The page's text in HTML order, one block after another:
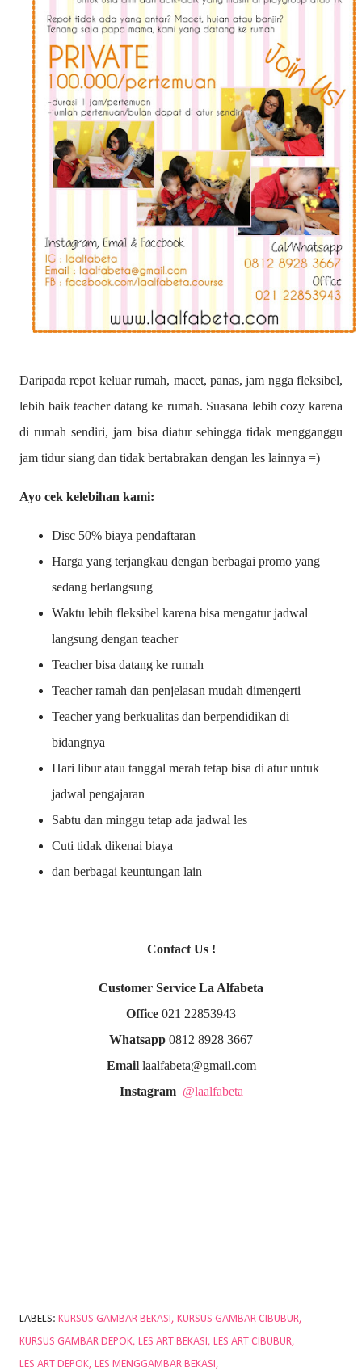
Daripada repot keluar rumah, macet, panas, jam ngga fleksibel,
lebih baik teacher datang ke rumah. Suasana lebih cozy karena
di rumah sendiri, jam bisa diatur sehingga tidak mengganggu
jam tidur siang dan tidak bertabrakan dengan les lainnya =)
Ayo cek kelebihan kami:
Disc 50% biaya pendaftaran
Harga yang terjangkau dengan berbagai promo yang
sedang berlangsung
Waktu lebih fleksibel karena bisa mengatur jadwal
langsung dengan teacher
Teacher bisa datang ke rumah
Teacher ramah dan penjelasan mudah dimengerti
Teacher yang berkualitas dan berpendidikan di
bidangnya
Hari libur atau tanggal merah tetap bisa di atur untuk
jadwal pengajaran
Sabtu dan minggu tetap ada jadwal les
Cuti tidak dikenai biaya
dan berbagai keuntungan lain
Contact Us !
Customer Service La Alfabeta
Office 021 22853943
Whatsapp 0812 8928 3667
Emaillaalfabeta@gmail.com
Instagram @laalfabeta
LABELS: KURSUS GAMBAR BEKASI
KURSUS GAMBAR CIBUBUR
KURSUS GAMBAR DEPOK LES ART BEKASI
LES ART CIBUBUR
LES ART DEPOK LES MENGGAMBAR BEKASI